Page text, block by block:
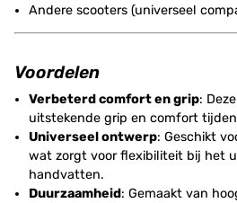
Andere scooters (universeel
Voordelen
Verbeterd comfort en grip:
uitstekende grip en comfort
Universeel ontwerp: Geschikt
wat zorgt voor flexibiliteit bij het
handvatten.
Duurzaamheid: Gemaakt van